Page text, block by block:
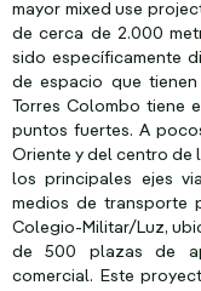
mayor mixed use
de cerca de 2.000
sido específicamente
de espacio que tienen
Torres Colombo tiene
puntos fuertes. A
Oriente y del centro de
los principales ejes
medios de transporte
Colegio-Militar/Luz,
de 500 plazas de
comercial. Este